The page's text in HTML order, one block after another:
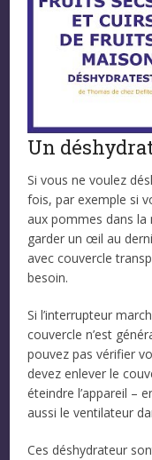
Un
Si vous ne voulez
fois, par exemple si
aux pommes dans la
garder un œil au
avec couvercle
besoin.
Si l’interrupteur
couvercle n’est
pouvez pas vérifier
devez enlever le
éteindre l’appareil –
aussi le ventilateur
Ces déshydrateur